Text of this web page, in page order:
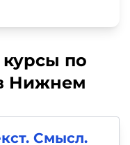
по
Нижнем
Смысл.